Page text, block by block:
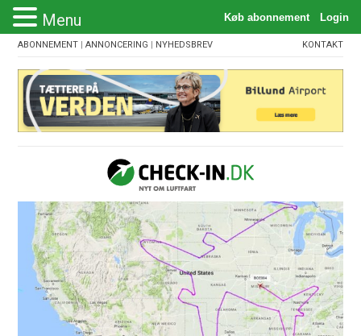
ABONNEMENT |ANNONCERING | NYHEDSBREV KONTAKT
Menu